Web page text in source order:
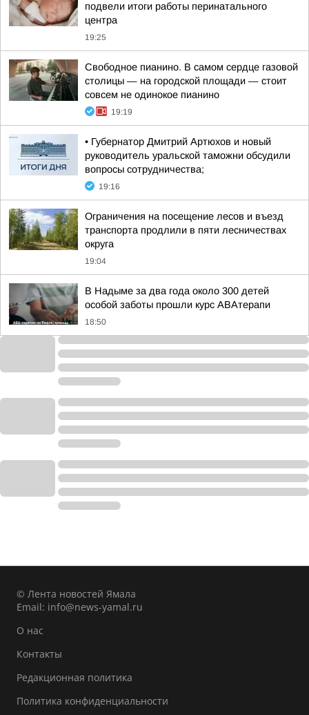
подвели итоги работы перинатального
центра
19:25
Свободное пианино. В самом сердце газовой
столицы — на городской площади — стоит
совсем не одинокое пианино
19:19
• Губернатор Дмитрий Артюхов и новый
руководитель уральской таможни обсудили
вопросы сотрудничества;
19:16
Ограничения на посещение лесов и въезд
транспорта продлили в пяти лесничествах
округа
19:04
В Надыме за два года около 300 детей
особой заботы прошли курс АВАтерапи
18:50
© Лента новостей Ямала
Email: info@news-yamal.ru
О нас
Контакты
Редакционная политика
Политика конфиденциальности